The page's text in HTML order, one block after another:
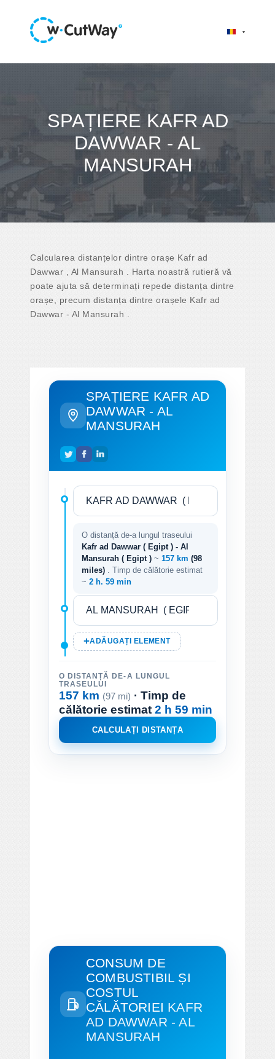
SPAȚIERE KAFR AD
DAWWAR - AL
MANSURAH
Calcularea distanțelor dintre orașe Kafr ad
Dawwar , Al Mansurah . Harta noastră rutieră vă
poate ajuta să determinați repede distanța dintre
orașe, precum distanța dintre orașele Kafr ad
Dawwar - Al Mansurah .
SPAȚIERE KAFR AD
DAWWAR - AL
MANSURAH
O distanță de-a lungul traseului
Kafr ad Dawwar ( Egipt ) - Al
Mansurah ( Egipt ) ~ 157 km (98
miles)
. Timp de călătorie estimat
~ 2 h. 59 min
ADĂUGAȚI ELEMENT
O DISTANȚĂ DE-A LUNGUL
TRASEULUI
157 km (97 mi) · Timp de
călătorie estimat2 h 59 min
CALCULAȚI DISTANȚA
CONSUM DE
COMBUSTIBIL ȘI
COSTUL
CĂLĂTORIEI KAFR
AD DAWWAR - AL
MANSURAH